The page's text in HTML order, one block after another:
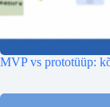
MVP vs prototüüp: